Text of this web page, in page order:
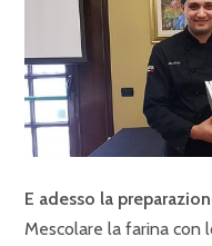
E adesso la
Mescolare la farina con